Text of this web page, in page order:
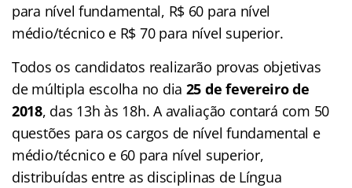
para nível fundamental, R$ 60 para nível
médio/técnico e R$ 70 para nível superior.
Todos os candidatos realizarão provas objetivas
de múltipla escolha no dia 25 de fevereiro de
2018, das 13h às 18h. A avaliação contará com 50
questões para os cargos de nível fundamental e
médio/técnico e 60 para nível superior,
distribuídas entre as disciplinas de Língua